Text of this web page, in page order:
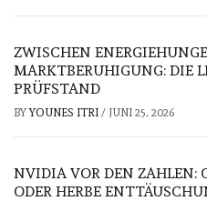
ZWISCHEN
MARKTBERUHIGUNG: DIE
PRÜFSTAND
BY YOUNES ITRI / JUNI 25, 2026
NVIDIA VOR DEN ZAHLEN:
ODER HERBE